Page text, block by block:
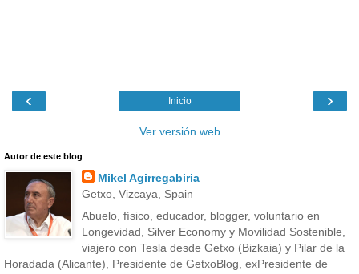
‹ ›
Inicio
Ver versión web
Autor de este blog
Mikel Agirregabiria
Getxo, Vizcaya, Spain
Abuelo, físico, educador, blogger, voluntario en
Longevidad, Silver Economy y Movilidad Sostenible,
viajero con Tesla desde Getxo (Bizkaia) y Pilar de la
Horadada (Alicante), Presidente de GetxoBlog, exPresidente de